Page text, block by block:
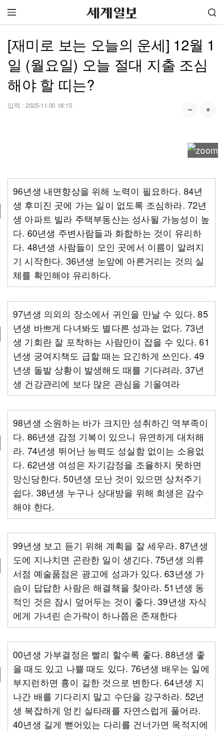
[재미로 보는 오늘의 운세] 12월 1
일 (월요일) 오늘 절대 지출 조심
해야 할 띠는?
입력 : 2025-11-30 18:15
96년생 내면향상을 위해 노력이 필요하다. 84년
생 후미진 곳에 가는 일이 없도록 조심하라. 72년
생 아파트 빌라 주택부동산는 성사될 가능성이 높
다. 60년생 주변사람들과 화합하는 것이 유리하
다. 48년생 사람들이 모인 곳에서 이름이 알려지
기 시작한다. 36년생 눈앞에 아른거리는 것의 실
체를 확인해야 유리하다.
97년생 의외의 장소에서 귀인을 만날 수 있다. 85
년생 바쁘게 다녀봐도 별다른 성과는 없다. 73년
생 기회란 잘 포착하는 사람만이 잡을 수 있다. 61
년생 궁여지책도 급할 때는 요긴하게 쓰인다. 49
년생 돌발 상황이 발생해도 때를 기다려라. 37년
생 건강관리에 보다 많은 관심을 기울여라
98년생 소원하는 바가 크지만 성취하긴 역부족이
다. 86년생 감정 기복이 있으니 유연하게 대처해
라. 74년생 뛰어난 능력도 성실함 없이는 소용없
다. 62년생 여성은 자기감정을 조율하지 못하면
망신당한다. 50년생 모난 것이 있으면 상처주기
쉽다. 38년생 누구나 상대방을 위해 희생은 감수
해야 한다.
99년생 보고 듣기 위해 계획을 잘 세우라. 87년생
도에 지나치면 곤란한 일이 생긴다. 75년생 의류
서점 예술품점은 광고에 성과가 있다. 63년생 가
슴이 답답한 사람은 해결책을 찾아라. 51년생 동
적인 것은 잠시 덮어두는 것이 좋다. 39년생 자식
에게 가녀린 손가락이 하나쯤은 존재한다
00년생 가부결정은 빨리 할수록 좋다. 88년생 좋
을 때도 있고 나쁠 때도 있다. 76년생 배우는 일에
부지런하면 흉이 길한 것으로 변한다. 64년생 지
나간 배를 기다리지 말고 수단을 강구하라. 52년
생 복잡하게 엉킨 실타래를 자연스럽게 풀어라.
40년생 길게 뻗어있는 다리를 건너가면 목적지에